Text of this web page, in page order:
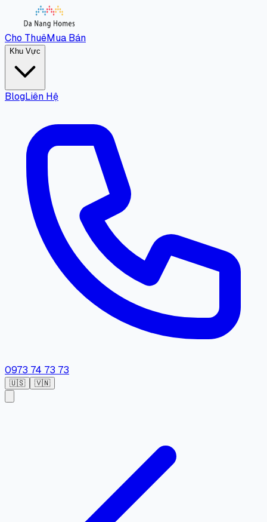
Cho ThuêMua Bán
Khu Vực
BlogLiên Hệ
0973 74 73 73
🇺🇸 🇻🇳